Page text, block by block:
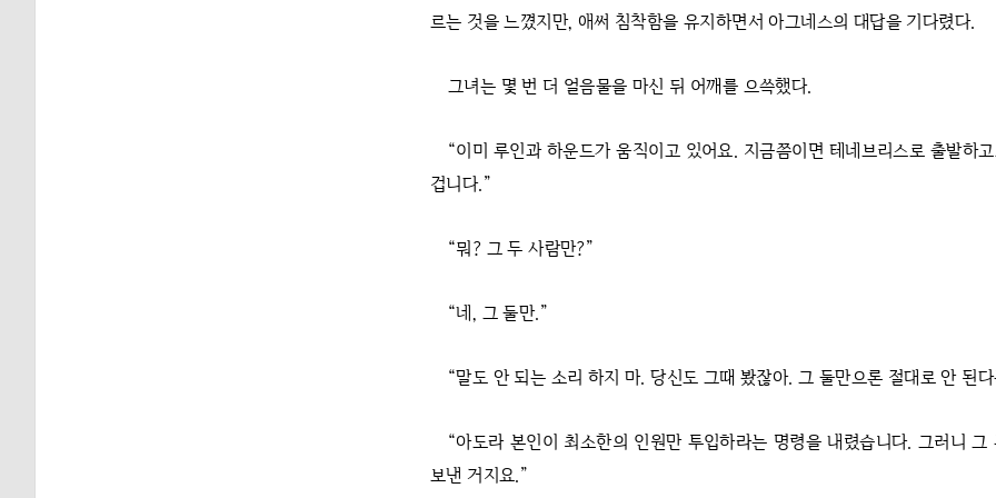
르는 것을 느꼈지만, 애써 침착함을 유지하면서 아그네스의 대답을 기다렸다.
그녀는 몇 번 더 얼음물을 마신 뒤 어깨를 으쓱했다.
“이미 루인과 하운드가 움직이고 있어요. 지금쯤이면 테네브리스로 출발하
겁니다.”
“뭐? 그 두 사람만?”
“네, 그 둘만.”
“말도 안 되는 소리 하지 마. 당신도 그때 봤잖아. 그 둘만으론 절대로 안 된
“아도라 본인이 최소한의 인원만 투입하라는 명령을 내렸습니다. 그러니 그
보낸 거지요.”